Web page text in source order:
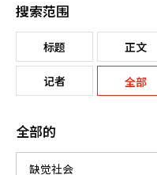
搜索范围
标题 正文
记者 全部
全部的